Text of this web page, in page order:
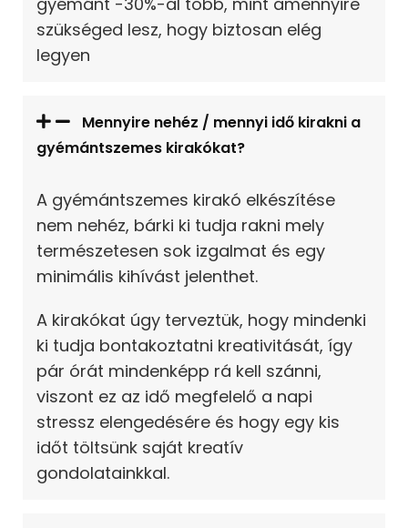
szükséged lesz, hogy biztosan elég
legyen
Mennyire nehéz / mennyi idő kirakni a
gyémántszemes kirakókat?
A gyémántszemes kirakó elkészítése
nem nehéz, bárki ki tudja rakni mely
természetesen sok izgalmat és egy
minimális kihívást jelenthet.
A kirakókat úgy terveztük, hogy mindenki
ki tudja bontakoztatni kreativitását, így
pár órát mindenképp rá kell szánni,
viszont ez az idő megfelelő a napi
stressz elengedésére és hogy egy kis
időt töltsünk saját kreatív
gondolatainkkal.